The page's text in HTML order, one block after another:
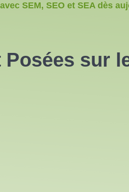
SEM, SEO et SEA dès
sur